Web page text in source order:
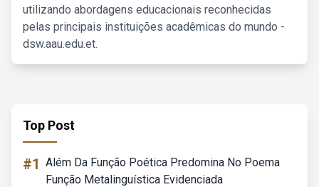
utilizando abordagens educacionais reconhecidas
pelas principais instituições acadêmicas do mundo -
dsw.aau.edu.et.
Top Post
#1 Além Da Função Poética Predomina No Poema
Função Metalinguística Evidenciada